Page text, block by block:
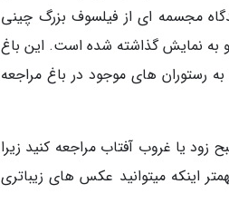
مجسمه ای از فیلسوف بزرگ چینی
یادبود او به نمایش گذاشته شده است. این باغ
رستوران های موجود در باغ مراجعه
زود یا غروب آفتاب مراجعه کنید زیرا
اینکه میتوانید عکس های زیباتری